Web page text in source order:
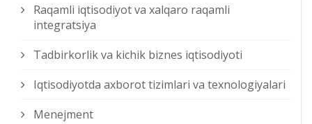
Raqamli iqtisodiyot va xalqaro raqamli
integratsiya
Tadbirkorlik va kichik biznes iqtisodiyoti
Iqtisodiyotda axborot tizimlari va texnologiyalari
Menejment